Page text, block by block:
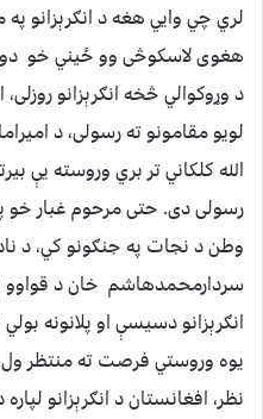
لري چي وايي هغه د انګرېزانو
هغوی لاسکوڅی وو ځیني خو
د وړوکوالي څخه انګرېزانو
لویو مقامونو ته رسولی، د
الله کلکاني تر بري وروسته یې
رسولی دی. حتی مرحوم غبار
وطن د نجات په جنګونو کي، د
سردارمحمدهاشم خان د قواوو
انګرېزانو دسیسې او پلانونه
نظر، افغانستان د انګرېزانو